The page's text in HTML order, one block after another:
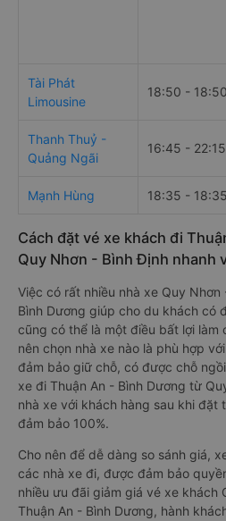
Tài Phát
Limousine
18:50 - 18:50
Thanh Thuỷ -
Quảng Ngãi
16:45 - 22:15
Mạnh Hùng 18:35 - 18:35
Cách đặt vé xe khách đi
Quy Nhơn - Bình Định nhanh
Việc có rất nhiều nhà xe Quy
Bình Dương giúp cho du khách có
cũng có thể là một điều bất lợi làm
nên chọn nhà xe nào là phù hợp
đảm bảo giữ chỗ, có được chỗ
xe đi Thuận An - Bình Dương từ
nhà xe với khách hàng sau khi
đảm bảo 100%.
Cho nên để dễ dàng so sánh giá,
các nhà xe đi, được đảm bảo
nhiều ưu đãi giảm giá vé xe khách
Thuận An - Bình Dương, hành